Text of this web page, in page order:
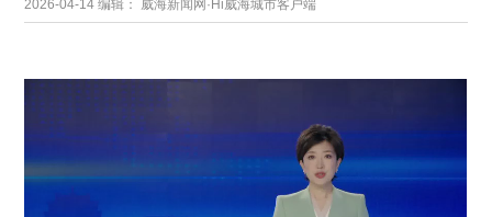
2026-04-14编辑： 威海新闻网·Hi威海城市客户端